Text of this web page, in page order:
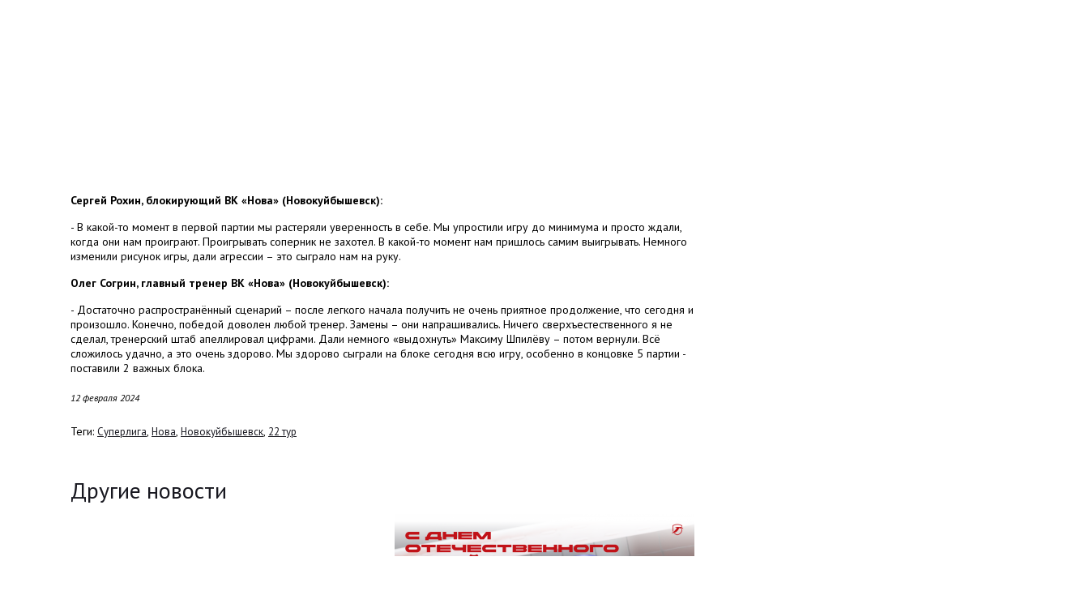
Сергей Рохин, блокирующий ВК «Нова» (Новокуйбышевск):
- В какой-то момент в первой партии мы растеряли уверенность в себе. Мы упростили игру до минимума и просто ждали,
когда они нам проиграют. Проигрывать соперник не захотел. В какой-то момент нам пришлось самим выигрывать. Немного
изменили рисунок игры, дали агрессии – это сыграло нам на руку.
Олег Согрин, главный тренер ВК «Нова» (Новокуйбышевск):
- Достаточно распространённый сценарий – после легкого начала получить не очень приятное продолжение, что сегодня и
произошло. Конечно, победой доволен любой тренер. Замены – они напрашивались. Ничего сверхъестественного я не
сделал, тренерский штаб апеллировал цифрами. Дали немного «выдохнуть» Максиму Шпилёву – потом вернули. Всё
сложилось удачно, а это очень здорово. Мы здорово сыграли на блоке сегодня всю игру, особенно в концовке 5 партии -
поставили 2 важных блока.
12 февраля 2024
Теги: Суперлига, Нова, Новокуйбышевск, 22 тур
Другие новости